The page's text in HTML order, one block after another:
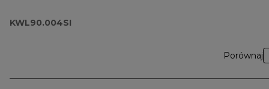
KWL90.004SI
Porównaj